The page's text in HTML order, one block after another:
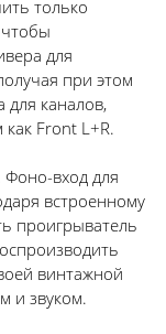
только
для
при этом
для каналов,
Front L+R.
вход для
встроенному
проигрыватель
винтажной
и звуком.